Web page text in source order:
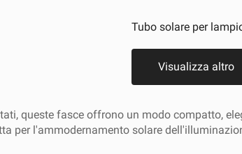
Tubo solare per
Visualizza altro
queste fasce offrono un modo compatto,
per l'ammodernamento solare